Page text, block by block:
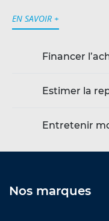
EN SAVOIR +
Financer
Estimer la
Entretenir
Nos marques